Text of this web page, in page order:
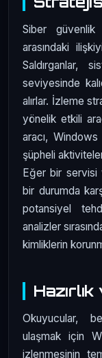
Siber güvenlik
arasındaki
Saldırganlar,
seviyesinde
alırlar. İzleme
yönelik etkili
aracı,
şüpheli
Eğer bir servisi
bir durumda
potansiyel
analizler
kimliklerin
Okuyucular,
ulaşmak için
izlenmesinin